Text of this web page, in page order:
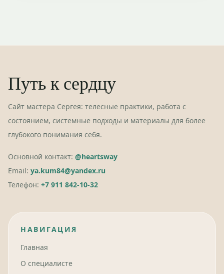
Путь к сердцу
Сайт мастера Сергея: телесные практики, работа с
состоянием, системные подходы и материалы для более
глубокого понимания себя.
Основной контакт: @heartsway
Email: ya.kum84@yandex.ru
Телефон: +7 911 842-10-32
НАВИГАЦИЯ
Главная
О специалисте